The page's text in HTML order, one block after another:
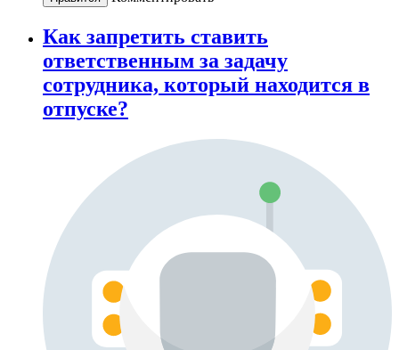
Как запретить ставить
ответственным за задачу
сотрудника, который находится в
отпуске?